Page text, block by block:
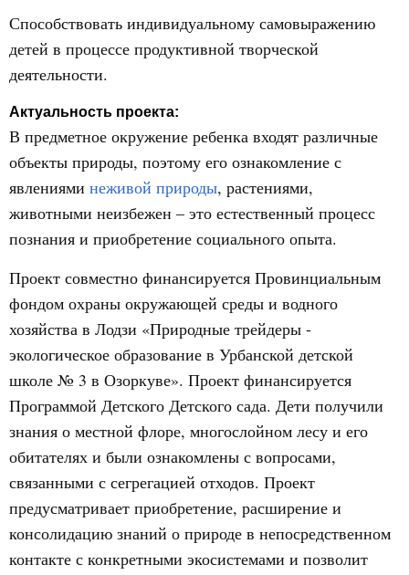
Способствовать индивидуальному самовыражению
детей в процессе продуктивной творческой
деятельности.
Актуальность проекта:
В предметное окружение ребенка входят различные
объекты природы, поэтому его ознакомление с
явлениями неживой природы, растениями,
животными неизбежен – это естественный процесс
познания и приобретение социального опыта.
Проект совместно финансируется Провинциальным
фондом охраны окружающей среды и водного
хозяйства в Лодзи «Природные трейдеры -
экологическое образование в Урбанской детской
школе № 3 в Озоркуве». Проект финансируется
Программой Детского Детского сада. Дети получили
знания о местной флоре, многослойном лесу и его
обитателях и были ознакомлены с вопросами,
связанными с сегрегацией отходов. Проект
предусматривает приобретение, расширение и
консолидацию знаний о природе в непосредственном
контакте с конкретными экосистемами и позволит